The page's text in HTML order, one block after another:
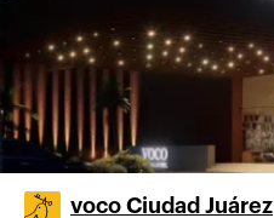
voco Ciudad Juárez